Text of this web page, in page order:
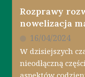
Rozprawy
nowelizacja
16/04/2024
W dzisiejszych
nieodłączną
aspektów